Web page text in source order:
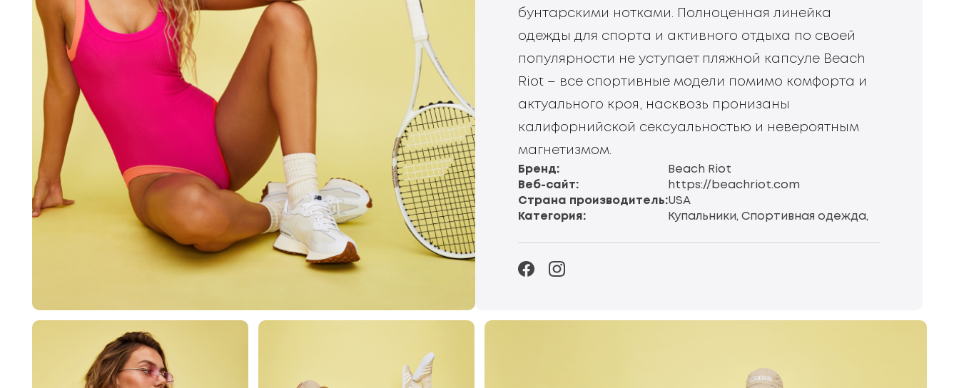
бунтарскими нотками. Полноценная линейка
одежды для спорта и активного отдыха по своей
популярности не уступает пляжной капсуле Beach
Riot – все спортивные модели помимо комфорта и
актуального кроя, насквозь пронизаны
калифорнийской сексуальностью и невероятным
магнетизмом.
Бренд:
Веб-сайт:
Страна производитель:
Категория:
Beach Riot
https://beachriot.com
USA
Купальники, Спортивная одежда,